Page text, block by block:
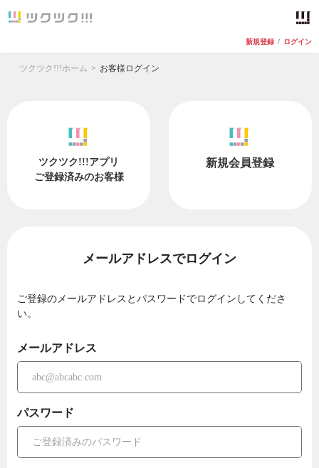
新規登録 / ログイン
ツクツク!!!ホーム お客様ログイン
ツクツク!!!アプリ
ご登録済みのお客様
新規会員登録
メールアドレスでログイン
ご登録のメールアドレスとパスワードでログインしてくださ
い。
メールアドレス
パスワード